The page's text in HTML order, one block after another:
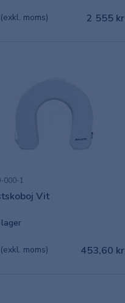
moms) 2 555 kr
000-1
Vit
lager
moms) 453,60 kr